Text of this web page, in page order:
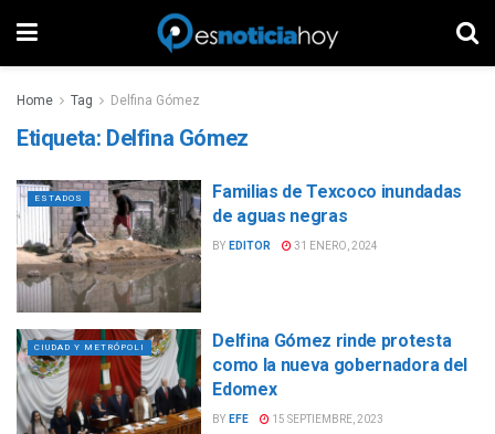
Home Tag Delfina Gómez
Etiqueta: Delfina Gómez
ESTADOS
Familias de Texcoco inundadas
de aguas negras
BY EDITOR 31 ENERO, 2024
CIUDAD Y METRÓPOLI
Delfina Gómez rinde protesta
como la nueva gobernadora del
Edomex
BY EFE 15 SEPTIEMBRE, 2023